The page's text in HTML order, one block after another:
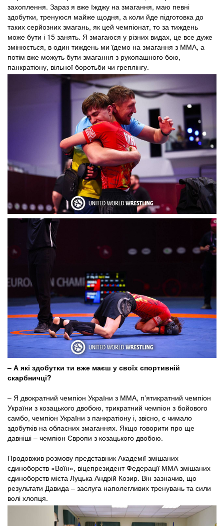
захоплення. Зараз я вже їжджу на змагання, маю певні
здобутки, тренуюся майже щодня, а коли йде підготовка до
таких серйозних змагань, як цей чемпіонат, то за тиждень
може бути і 15 занять. Я змагаюся у різних видах, це все дуже
змінюється, в один тиждень ми їдемо на змагання з ММА, а
потім вже можуть бути змагання з рукопашного бою,
панкратіону, вільної боротьби чи греплінгу.
– А які здобутки ти вже маєш у своїх спортивній
скарбничці?
– Я двократний чемпіон України з ММА, пʼятикратний чемпіон
України з козацького двобою, трикратний чемпіон з бойового
самбо, чемпіон України з панкратіону і, звісно, є чимало
здобутків на обласних змаганнях. Якщо говорити про ще
давніші – чемпіон Європи з козацького двобою.
Продовжив розмову представник Академії змішаних
єдиноборств «Воїн», віцепрезидент Федерації ММА змішаних
єдиноборств міста Луцька Андрій Козир. Він зазначив, що
результати Давида – заслуга наполегливих тренувань та сили
волі хлопця.